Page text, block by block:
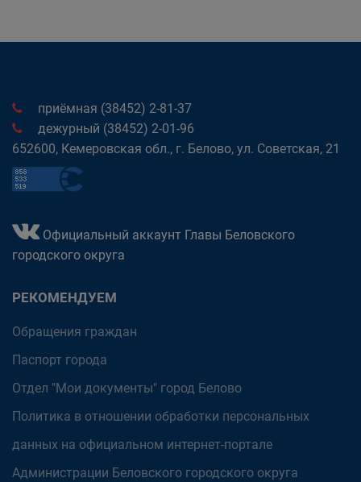
приёмная (38452) 2-81-37
дежурный (38452) 2-01-96
652600, Кемеровская обл., г. Белово, ул. Советская, 21
Официальный аккаунт Главы Беловского
городского округа
РЕКОМЕНДУЕМ
Обращения граждан
Паспорт города
Отдел "Мои документы" город Белово
Политика в отношении обработки персональных
данных на официальном интернет-портале
Администрации Беловского городского округа